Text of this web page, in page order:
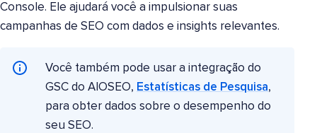
Console. Ele ajudará você a impulsionar suas
campanhas de SEO com dados e insights relevantes.
Você também pode usar a integração do
GSC do AIOSEO, Estatísticas de Pesquisa,
para obter dados sobre o desempenho do
seu SEO.